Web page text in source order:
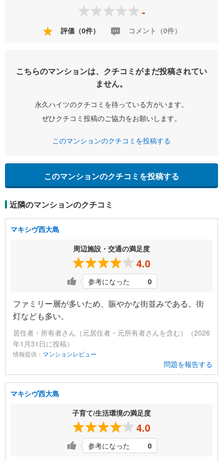
-
評価（0件） コメント（0件）
こちらのマンションは、クチコミがまだ投稿されてい
ません。
永久ハイツのクチコミを待っている方がいます。
ぜひクチコミ投稿のご協力をお願いします。
このマンションのクチコミを投稿する
このマンションのクチコミを投稿する
近隣のマンションのクチコミ
マキシヴ西大島
周辺施設・交通の満足度
4.0
参考になった 0
ファミリー層が多いため、賑やかな街並みである。街
灯なども多い。
居住者・所有者さん（元居住者・元所有者さんを含む）（2026
年1月31日に投稿）
情報提供： マンションレビュー
問題を報告する
マキシヴ西大島
子育て/生活環境の満足度
4.0
参考になった 0